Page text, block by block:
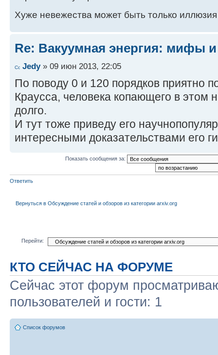
Хуже невежества может быть только
Re: Вакуумная энергия: мифы
Jedy» 09 июн 2013, 22:05
По поводу 0 и 120 порядков приятно
Краусса, человека копающего в этом
долго.
И тут тоже приведу его
интересными доказательствами его
Показать сообщения за:
Ответить
Вернуться в Обсуждение статей и обзоров из категории arxiv.org
Перейти:
КТО СЕЙЧАС НА ФОРУМЕ
Сейчас этот форум
пользователей и гости: 1
Список форумов